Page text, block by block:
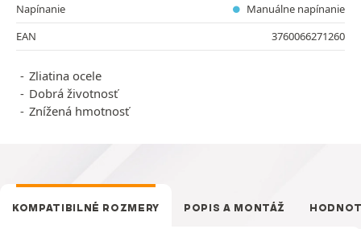
Napínanie
Manuálne napínanie
EAN
3760066271260
Zliatina ocele
Dobrá životnosť
Znížená hmotnosť
KOMPATIBILNÉ ROZMERY POPIS A MONTÁŽ